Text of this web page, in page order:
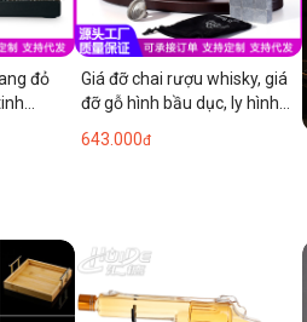
đỏ
Giá đỡ chai rượu whisky, giá
đỡ gỗ hình bầu dục, ly hình
buồm, bộ rượu vodka, hộp
643.000đ